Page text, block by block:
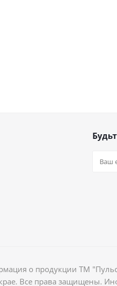
о продукции ТМ
Все права защищены.